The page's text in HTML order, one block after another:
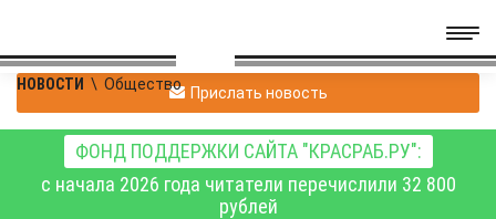
НОВОСТИ \ Общество Прислать новость
ФОНД ПОДДЕРЖКИ САЙТА "КРАСРАБ.РУ":
с начала 2026 года читатели перечислили 32 800
рублей